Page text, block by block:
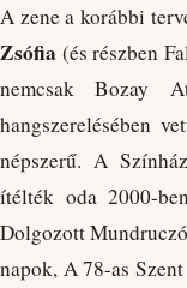
A zene a korábbi
Zsófia (és részben
nemcsak Bozay
hangszerelésében
népszerű. A
ítélték oda 2000-
Dolgozott
napok, A 78-as